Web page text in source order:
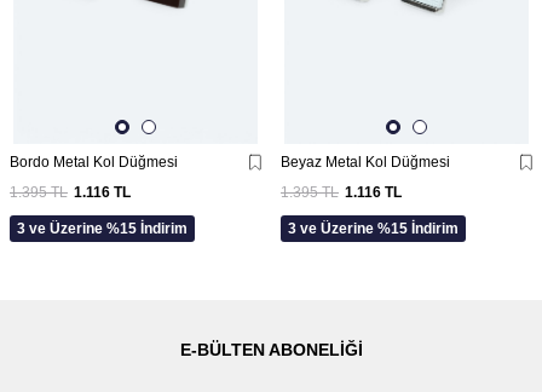
Bordo Metal Kol Düğmesi
1.395TL 1.116 TL
3 ve Üzerine %15 İndirim
Beyaz Metal Kol Düğmesi
1.395TL 1.116 TL
3 ve Üzerine %15 İndirim
E-BÜLTEN ABONELIĞI